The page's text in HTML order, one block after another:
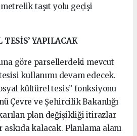
metrelik taşıt yolu geçişi
TESİS’ YAPILACAK
göre parsellerdeki mevcut
kullanımı devam edecek.
kültürel tesis” fonksiyonu
Çevre ve Şehircilik Bakanlığı
plan değişikliği itirazlar
askıda kalacak. Planlama alanı